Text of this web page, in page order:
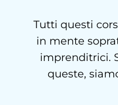
Tutti questi
in mente
imprenditrici.
queste,